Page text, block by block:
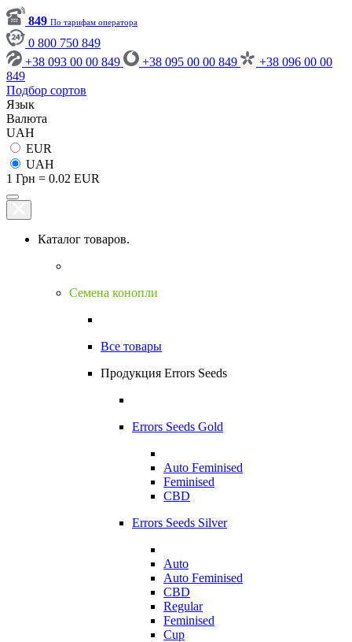
849 По тарифам оператора
0 800 750 849
+38 093 00 00 849
+38 095 00 00 849
+38 096 00 00
849
Подбор сортов
Язык
Валюта
UAH
EUR
UAH
1 Грн = 0.02 EUR
Каталог товаров.
Семена конопли
Все товары
Продукция Errors Seeds
Errors Seeds Gold
Auto Feminised
Feminised
CBD
Errors Seeds Silver
Auto
Auto Feminised
CBD
Regular
Feminised
Cup